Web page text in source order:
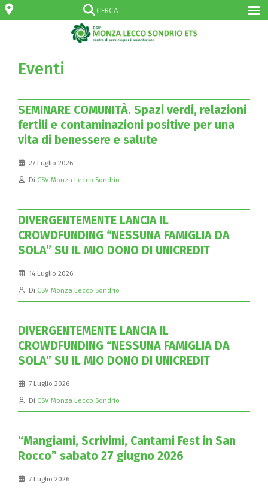
Eventi
SEMINARE COMUNITÀ. Spazi verdi, relazioni
fertili e contaminazioni positive per una
vita di benessere e salute
27 Luglio 2026
Di CSV Monza Lecco Sondrio
DIVERGENTEMENTE LANCIA IL
CROWDFUNDING “NESSUNA FAMIGLIA DA
SOLA” SU IL MIO DONO DI UNICREDIT
14 Luglio 2026
Di CSV Monza Lecco Sondrio
DIVERGENTEMENTE LANCIA IL
CROWDFUNDING “NESSUNA FAMIGLIA DA
SOLA” SU IL MIO DONO DI UNICREDIT
7 Luglio 2026
Di CSV Monza Lecco Sondrio
“Mangiami, Scrivimi, Cantami Fest in San
Rocco” sabato 27 giugno 2026
7 Luglio 2026